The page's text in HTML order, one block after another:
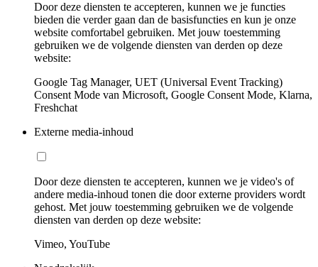
Door deze diensten te accepteren, kunnen we je functies
bieden die verder gaan dan de basisfuncties en kun je onze
website comfortabel gebruiken. Met jouw toestemming
gebruiken we de volgende diensten van derden op deze
website:
Google Tag Manager, UET (Universal Event Tracking)
Consent Mode van Microsoft, Google Consent Mode, Klarna,
Freshchat
Externe media-inhoud
Door deze diensten te accepteren, kunnen we je video's of
andere media-inhoud tonen die door externe providers wordt
gehost. Met jouw toestemming gebruiken we de volgende
diensten van derden op deze website:
Vimeo, YouTube